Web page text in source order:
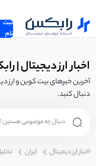
ثبت
نام
اخبار ارز دیجیتال |
آخرین خبرهای بیت کوین و ارز
دنبال کنید.
اخبار ارز دیجیتال ایران